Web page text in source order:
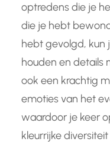
optredens die je
die je hebt
hebt gevolgd, kun
houden en details
ook een krachtig
emoties van het
waardoor je keer
kleurrijke